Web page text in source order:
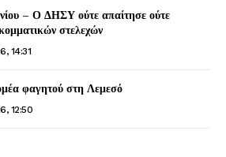
– Ο ΔΗΣΥ ούτε απαίτησε ούτε
στελεχών
14:31
φαγητού στη Λεμεσό
12:50